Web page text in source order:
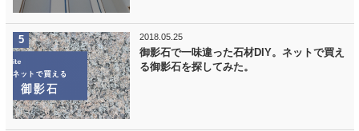
2018.05.25
御影石で一味違った石材DIY。ネットで買え
る御影石を探してみた。